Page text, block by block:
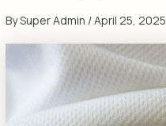
BySuper Admin /April 25, 2025